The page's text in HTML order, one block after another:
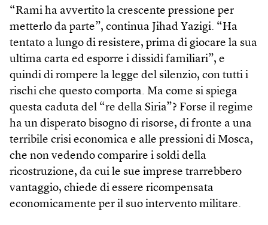
“Rami ha avvertito la crescente pressione per
metterlo da parte”, continua Jihad Yazigi. “Ha
tentato a lungo di resistere, prima di giocare la sua
ultima carta ed esporre i dissidi familiari”, e
quindi di rompere la legge del silenzio, con tutti i
rischi che questo comporta. Ma come si spiega
questa caduta del “re della Siria”? Forse il regime
ha un disperato bisogno di risorse, di fronte a una
terribile crisi economica e alle pressioni di Mosca,
che non vedendo comparire i soldi della
ricostruzione, da cui le sue imprese trarrebbero
vantaggio, chiede di essere ricompensata
economicamente per il suo intervento militare.